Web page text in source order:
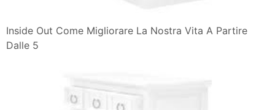
Inside Out Come Migliorare La Nostra Vita A Partire
Dalle 5